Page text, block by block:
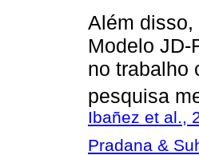
Além
Modelo JD-
no trabalho
pesquisa
Ibañez et al.,
Pradana &